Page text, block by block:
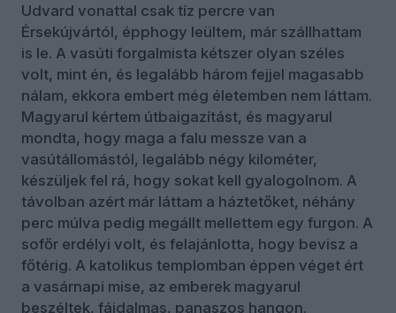
Udvard vonattal csak tíz percre van
Érsekújvártól, épphogy leültem, már szállhattam
is le. A vasúti forgalmista kétszer olyan széles
volt, mint én, és legalább három fejjel magasabb
nálam, ekkora embert még életemben nem láttam.
Magyarul kértem útbaigazítást, és magyarul
mondta, hogy maga a falu messze van a
vasútállomástól, legalább négy kilométer,
készüljek fel rá, hogy sokat kell gyalogolnom. A
távolban azért már láttam a háztetőket, néhány
perc múlva pedig megállt mellettem egy furgon. A
sofőr erdélyi volt, és felajánlotta, hogy bevisz a
főtérig. A katolikus templomban éppen véget ért
a vasárnapi mise, az emberek magyarul
beszéltek, fájdalmas, panaszos hangon.